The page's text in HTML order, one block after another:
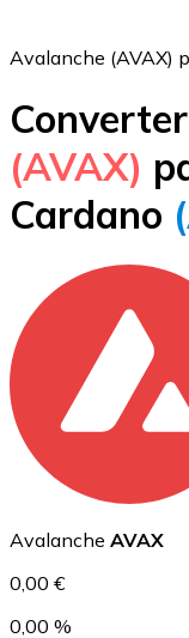
Bitcoin
BTC
Ethereum
ETH
Avalanche (AVAX)
(AVAX)
Cardano
Avalanche AVAX
0,00 €
0,00 %